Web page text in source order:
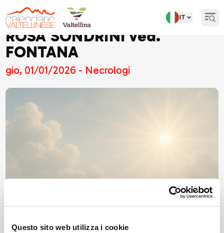
Questo sito web utilizza i cookie
IT
ROSA SONDRINI ved.
FONTANA
gio, 01/01/2026 - Necrologi